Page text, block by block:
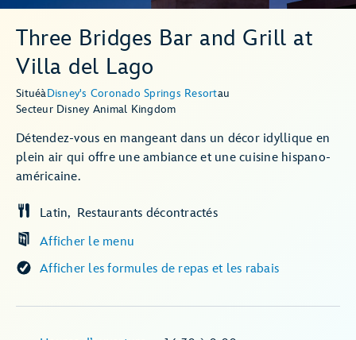
Three Bridges Bar and Grill at
Villa del Lago
SituéàDisney's Coronado Springs Resortau
Secteur Disney Animal Kingdom
Détendez-vous en mangeant dans un décor idyllique en
plein air qui offre une ambiance et une cuisine hispano-
américaine.
Afficher le menu
Latin Restaurants décontractés
Afficher les formules de repas et les rabais